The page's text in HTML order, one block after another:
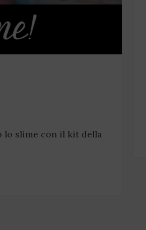
lo slime con il kit della